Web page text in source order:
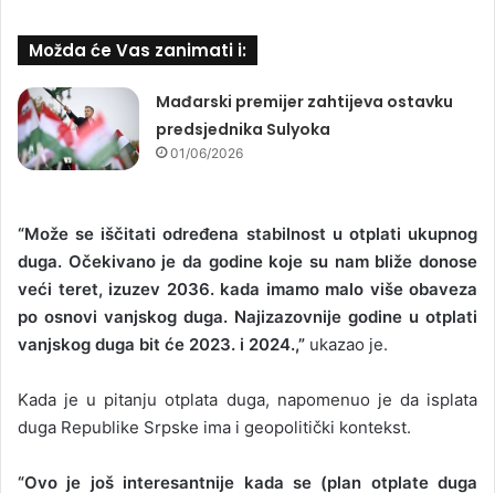
Možda će Vas zanimati i:
Mađarski premijer zahtijeva ostavku
predsjednika Sulyoka
01/06/2026
“Može se iščitati određena stabilnost u otplati ukupnog
duga. Očekivano je da godine koje su nam bliže donose
veći teret, izuzev 2036. kada imamo malo više obaveza
po osnovi vanjskog duga. Najizazovnije godine u otplati
vanjskog duga bit će 2023. i 2024.,” ukazao je.
Kada je u pitanju otplata duga, napomenuo je da isplata
duga Republike Srpske ima i geopolitički kontekst.
“Ovo je još interesantnije kada se (plan otplate duga